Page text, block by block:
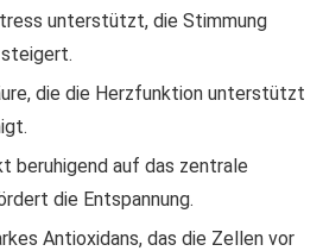
unterstützt, die Stimmung
die die Herzfunktion unterstützt
beruhigend auf das zentrale
die Entspannung.
Antioxidans, das die Zellen vor